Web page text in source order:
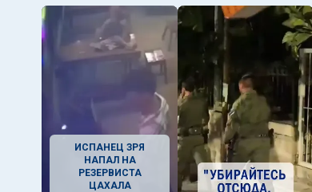
ИСПАНЕЦ ЗРЯ
НАПАЛ НА
РЕЗЕРВИСТА
ЦАХАЛА